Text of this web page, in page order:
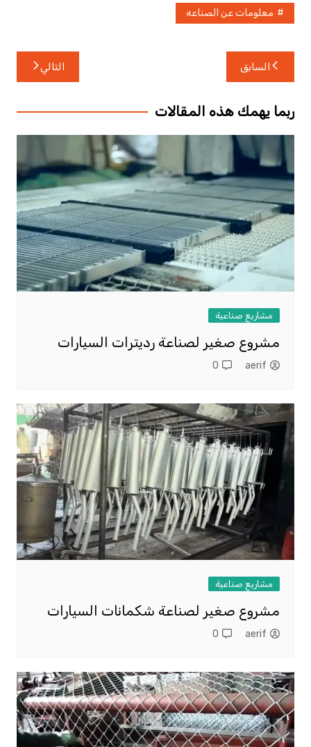
معلومات عن الصناعه
تصفّح
المقالات
السابق التالي
ربما يهمك هذه المقالات
مشاريع صناعية
مشروع صغير لصناعة رديترات السيارات
aerif
0
مشاريع صناعية
مشروع صغير لصناعة شكمانات السيارات
aerif
0